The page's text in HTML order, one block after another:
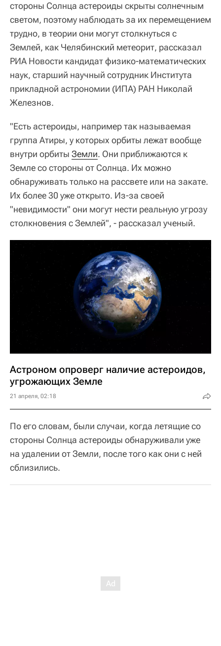
стороны Солнца астероиды скрыты солнечным
светом, поэтому наблюдать за их перемещением
трудно, в теории они могут столкнуться с
Землей, как Челябинский метеорит, рассказал
РИА Новости кандидат физико-математических
наук, старший научный сотрудник Института
прикладной астрономии (ИПА) РАН Николай
Железнов.
"Есть астероиды, например так называемая
группа Атиры, у которых орбиты лежат вообще
внутри орбиты Земли. Они приближаются к
Земле со стороны от Солнца. Их можно
обнаруживать только на рассвете или на закате.
Их более 30 уже открыто. Из-за своей
"невидимости" они могут нести реальную угрозу
столкновения с Землей", - рассказал ученый.
Астроном опроверг наличие астероидов,
угрожающих Земле
21 апреля, 02:18
По его словам, были случаи, когда летящие со
стороны Солнца астероиды обнаруживали уже
на удалении от Земли, после того как они с ней
сблизились.